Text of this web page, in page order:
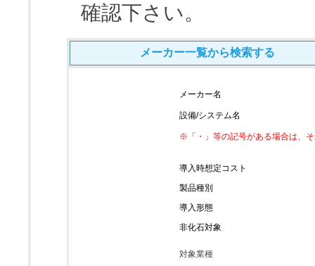
確認下さい。
メーカー一覧から検索する
メーカー名
設備/システム名
※「・」等の記号がある場合は、
導入時想定コスト
製品種別
導入形態
非化石対象
対象業種